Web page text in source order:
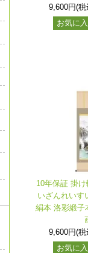
9,600円(
お気に
10年保証 掛
いざんれいす
絹本 洛彩緞子
9,600円(
お気に